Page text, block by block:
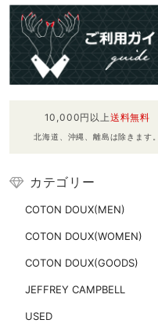
10,000円以上送料無料
北海道、沖縄、離島は除きます。
カテゴリー
COTON DOUX(MEN)
COTON DOUX(WOMEN)
COTON DOUX(GOODS)
JEFFREY CAMPBELL
USED